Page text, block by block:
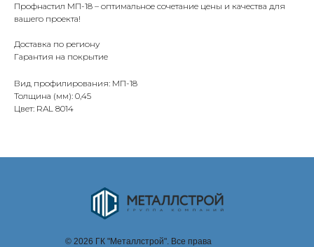
Профнастил МП-18 – оптимальное сочетание цены и качества для
вашего проекта!
Доставка по региону
Гарантия на покрытие
Вид профилирования: МП-18
Толщина (мм): 0,45
Цвет: RAL 8014
© 2026 ГК "Металлстрой". Все права